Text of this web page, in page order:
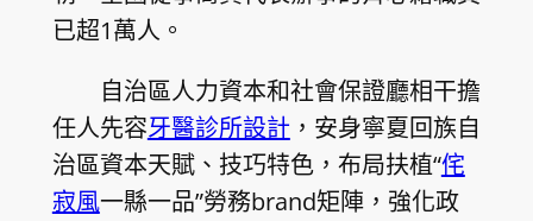
已超1萬人。
自治區人力資本和社會保證廳相干擔
任人先容牙醫診所設計 ，安身寧夏回族自
治區資本天賦、技巧特色，布局扶植“侘
寂風一縣一品”勞務brand矩陣，強化政